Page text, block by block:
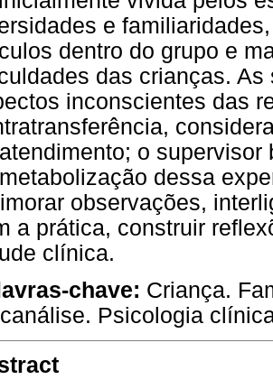
e
dentro do grupo e
das crianças.
inconscientes das
o
dessa
observações,
a prática, construir
clínica.
chave: Criança.
Psicologia